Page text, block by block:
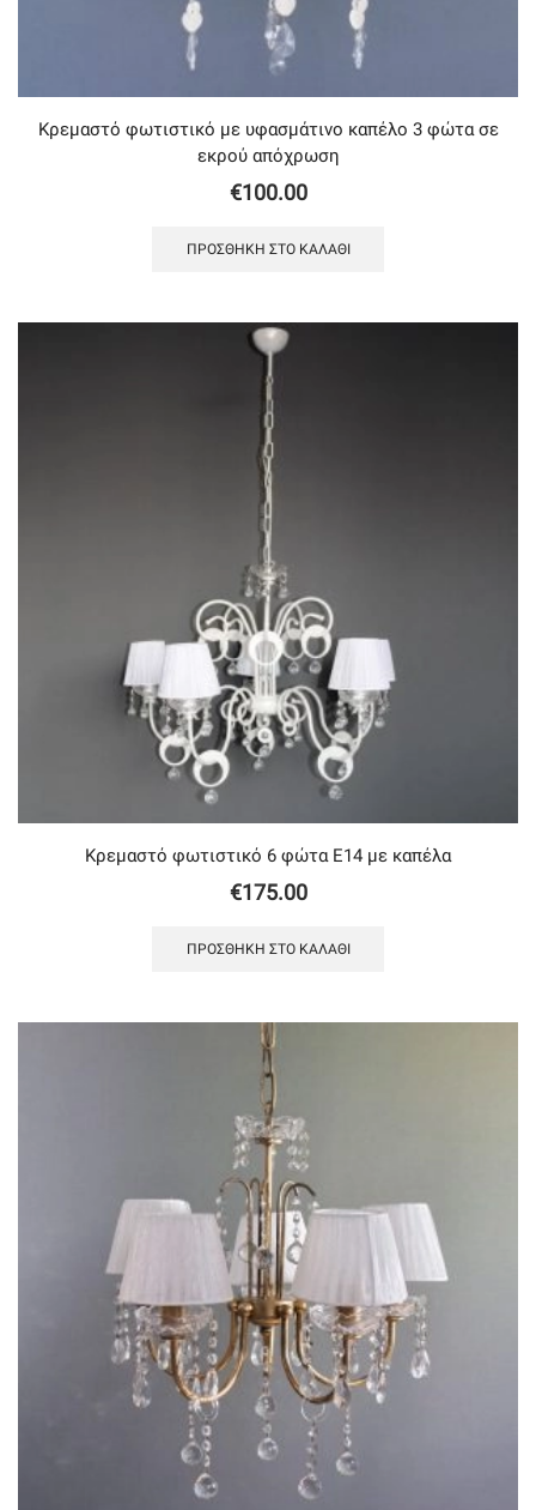
Κρεμαστό φωτιστικό με υφασμάτινο καπέλο 3 φώτα σε
εκρού απόχρωση
€100.00
ΠΡΟΣΘΉΚΗ ΣΤΟ ΚΑΛΆΘΙ
Κρεμαστό φωτιστικό 6 φώτα Ε14 με καπέλα
€175.00
ΠΡΟΣΘΉΚΗ ΣΤΟ ΚΑΛΆΘΙ